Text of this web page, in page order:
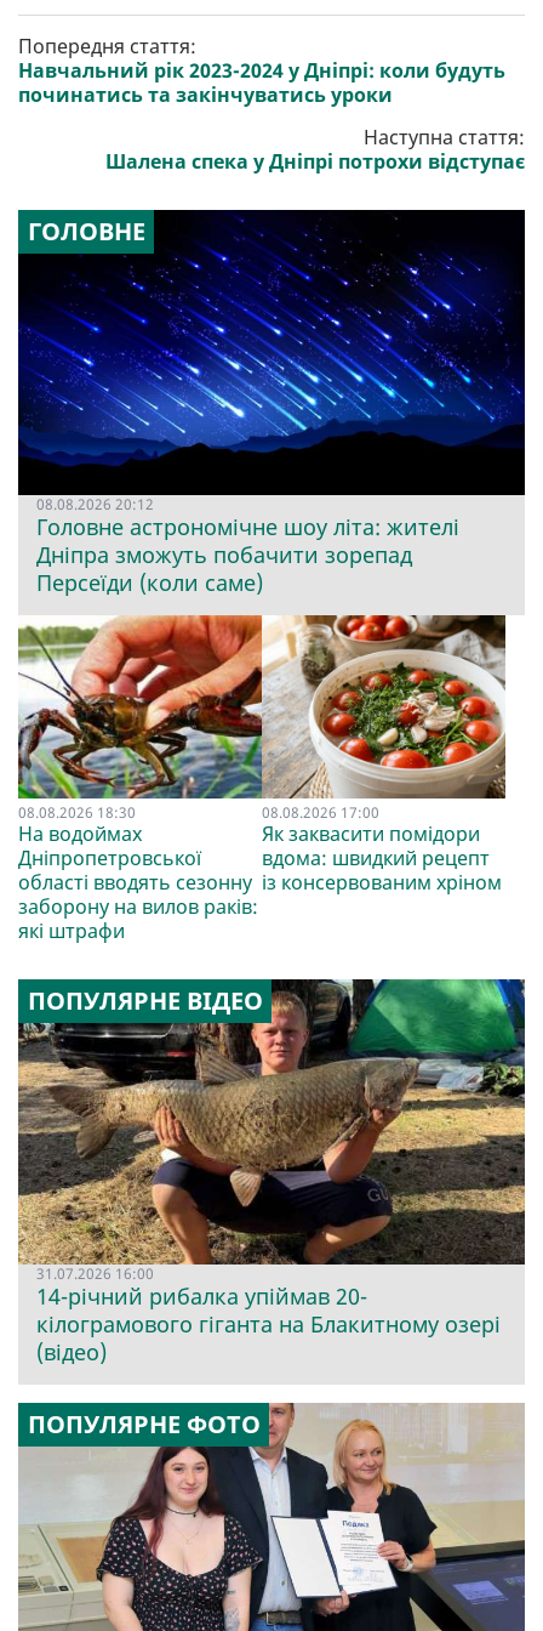
Попередня стаття:
Навчальний рік 2023-2024 у Дніпрі: коли будуть
починатись та закінчуватись уроки
Наступна стаття:
Шалена спека у Дніпрі потрохи відступає
ГОЛОВНЕ
08.08.2026 20:12
Головне астрономічне шоу літа: жителі
Дніпра зможуть побачити зорепад
Персеїди (коли саме)
08.08.2026 18:30
На водоймах
Дніпропетровської
області вводять сезонну
заборону на вилов раків:
які штрафи
08.08.2026 17:00
Як заквасити помідори
вдома: швидкий рецепт
із консервованим хріном
ПОПУЛЯРНЕ ВІДЕО
31.07.2026 16:00
14-річний рибалка упіймав 20-
кілограмового гіганта на Блакитному озері
(відео)
ПОПУЛЯРНЕ ФОТО